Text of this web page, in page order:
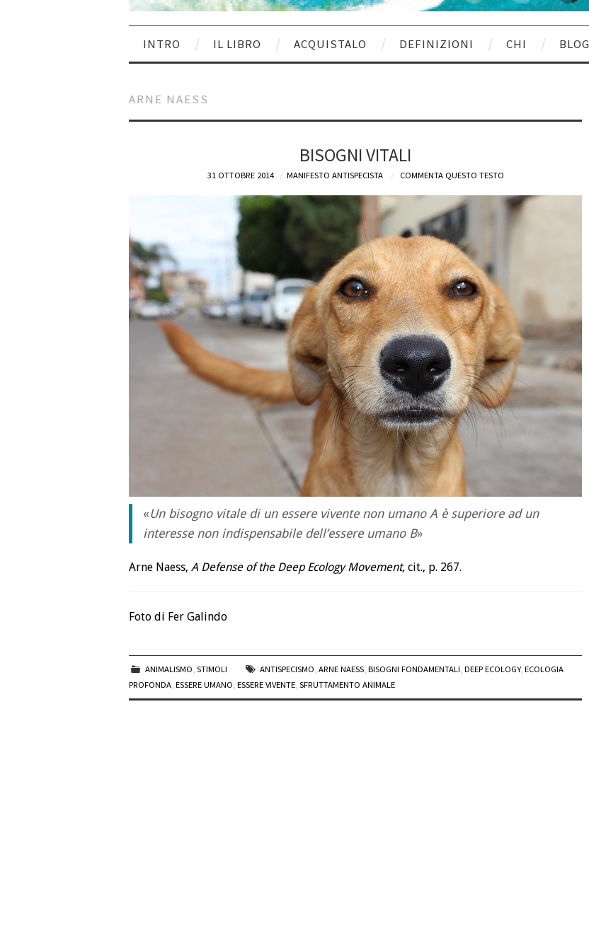
INTRO IL LIBRO ACQUISTALO DEFINIZIONI CHI BLOG
ARNE NAESS
BISOGNI VITALI
31 OTTOBRE 2014 MANIFESTO ANTISPECISTA COMMENTA QUESTO TESTO
«Un bisogno vitale di un essere vivente non umano A è superiore ad un
interesse non indispensabile dell’essere umano B»
Arne Naess, A Defense of the Deep Ecology Movement, cit., p. 267.
Foto di Fer Galindo
ANIMALISMO,STIMOLI ANTISPECISMO,ARNE NAESS,BISOGNI FONDAMENTALI,DEEP ECOLOGY,ECOLOGIA
PROFONDA, ESSERE UMANO, ESSERE VIVENTE, SFRUTTAMENTO ANIMALE